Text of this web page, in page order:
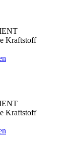
Kraftstoff
Kraftstoff